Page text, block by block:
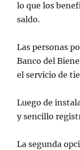
lo que los
saldo.
Las personas
Banco del
el servicio de
Luego de
y sencillo
La segunda